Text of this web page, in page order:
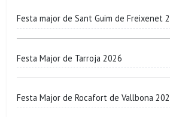
Festa major de Sant Guim de Freixenet
Festa Major de Tarroja 2026
Festa Major de Rocafort de Vallbona